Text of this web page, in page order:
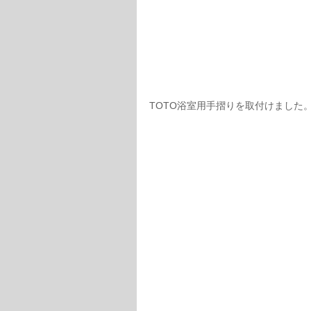
TOTO浴室用手摺りを取付けました